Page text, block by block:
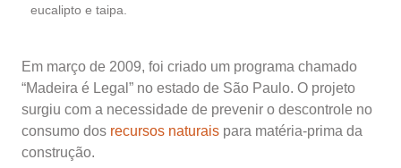
eucalipto e taipa.
Em março de 2009, foi criado um programa chamado
“Madeira é Legal” no estado de São Paulo. O projeto
surgiu com a necessidade de prevenir o descontrole no
consumo dos recursos naturais para matéria-prima da
construção.